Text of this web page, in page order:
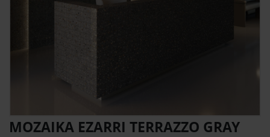
MOZAIKA EZARRI TERRAZZO GRAY